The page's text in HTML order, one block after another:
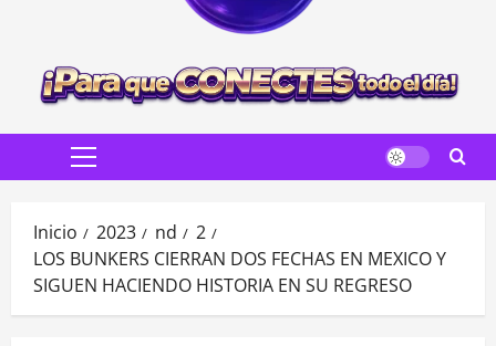
Menú
Inicio 2023 nd
2
LOS BUNKERS CIERRAN DOS FECHAS EN MEXICO Y
SIGUEN HACIENDO HISTORIA EN SU REGRESO